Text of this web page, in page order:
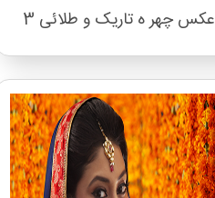
عکس چهر ه تاریک و طلائی 3